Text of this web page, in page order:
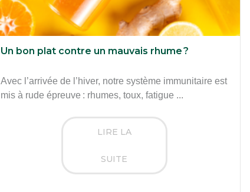
Un bon plat contre un mauvais rhume ?
Avec l’arrivée de l’hiver, notre système immunitaire est
mis à rude épreuve : rhumes, toux, fatigue ...
LIRE LA
SUITE